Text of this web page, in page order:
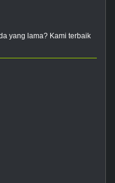
yang lama? Kami terbaik